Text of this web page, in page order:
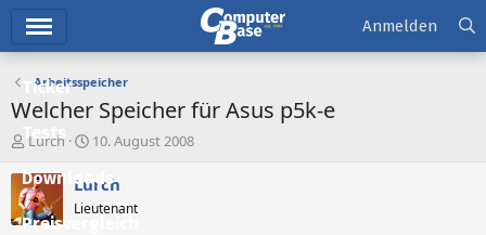
Ticker
Tests
Downloads
Preisvergleich
Anmelden
Arbeitsspeicher
Welcher Speicher für Asus p5k-e
E
s
t
e
Lurch
E
s
e
10. August 2008
Lurch
Lieutenant